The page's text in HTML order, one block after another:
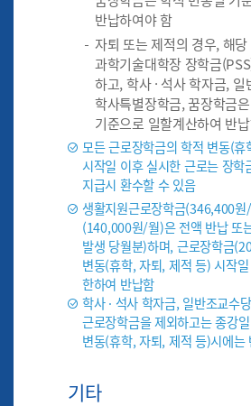
반납하여야 함
자퇴 또는 제적의 경우, 해
과학기술대학장 장학금
하고, 학사 · 석사 학자금, 일
학사특별장학금, 꿈장학금
기준으로 일할계산하여 반
모든 근로장학금의 학적 변동(
시작일 이후 실시한 근로는 장학
지급시 환수할 수 있음
생활지원근로장학금(346,400
(140,000원/월)은 전액 반납 또
발생 당월분)하며, 근로장학금
변동(휴학, 자퇴, 제적 등) 시작
한하여 반납함
학사 · 석사 학자금, 일반조교수
근로장학금을 제외하고는 종강
변동(휴학, 자퇴, 제적 등)시에는
기타